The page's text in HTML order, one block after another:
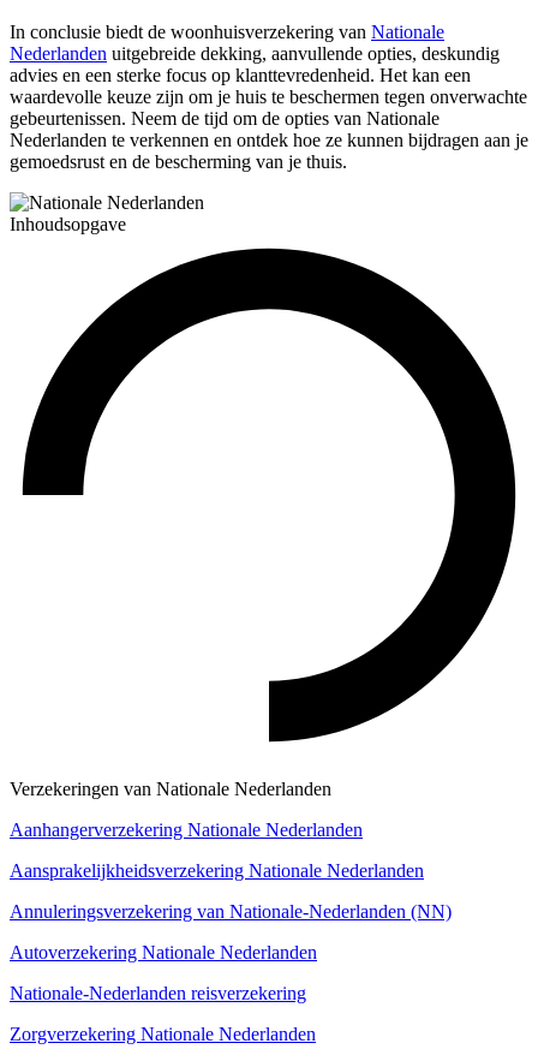
In conclusie biedt de woonhuisverzekering van Nationale
Nederlanden uitgebreide dekking, aanvullende opties, deskundig
advies en een sterke focus op klanttevredenheid. Het kan een
waardevolle keuze zijn om je huis te beschermen tegen onverwachte
gebeurtenissen. Neem de tijd om de opties van Nationale
Nederlanden te verkennen en ontdek hoe ze kunnen bijdragen aan je
gemoedsrust en de bescherming van je thuis.
Inhoudsopgave
Verzekeringen van Nationale Nederlanden
Aanhangerverzekering Nationale Nederlanden
Aansprakelijkheidsverzekering Nationale Nederlanden
Annuleringsverzekering van Nationale-Nederlanden (NN)
Autoverzekering Nationale Nederlanden
Nationale-Nederlanden reisverzekering
Zorgverzekering Nationale Nederlanden